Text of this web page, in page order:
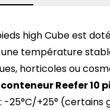
high Cube est
température
horticoles ou
Reefer 10
: -25°C/+25° (certains